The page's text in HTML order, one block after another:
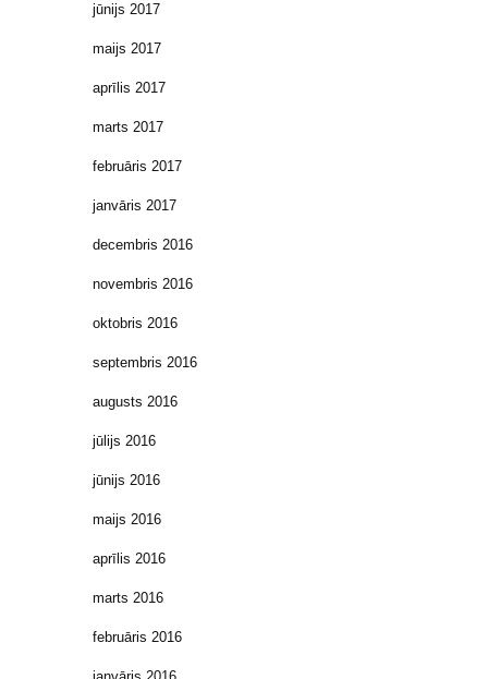
jūnijs 2017
maijs 2017
aprīlis 2017
marts 2017
februāris 2017
janvāris 2017
decembris 2016
novembris 2016
oktobris 2016
septembris 2016
augusts 2016
jūlijs 2016
jūnijs 2016
maijs 2016
aprīlis 2016
marts 2016
februāris 2016